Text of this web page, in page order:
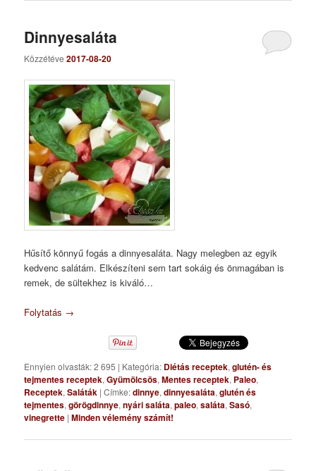
Dinnyesaláta
Közzétéve2017-08-20
Hűsítő könnyű fogás a dinnyesaláta. Nagy melegben az egyik
kedvenc salátám. Elkészíteni sem tart sokáig és önmagában is
remek, de sültekhez is kiváló…
Folytatás →
Ennyien olvasták: 2 695 | Kategória: Diétás receptek,glutén- és
tejmentes receptek,Gyümölcsös,Mentes receptek, Paleo,
Receptek,Saláták |Címke:dinnye,dinnyesaláta,glutén és
tejmentes,görögdinnye,nyári saláta,paleo,saláta,Sasó,
vinegrette |Minden vélemény számít!